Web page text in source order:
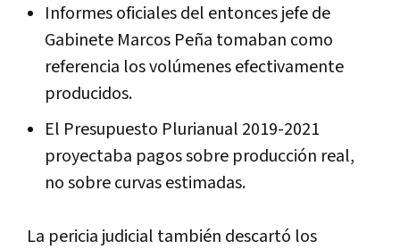
Informes oficiales del entonces jefe de
Gabinete Marcos Peña tomaban como
referencia los volúmenes efectivamente
producidos.
El Presupuesto Plurianual 2019-2021
proyectaba pagos sobre producción real,
no sobre curvas estimadas.
La pericia judicial también descartó los